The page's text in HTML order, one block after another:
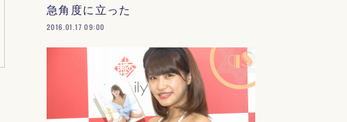
急角度に立った
2016.01.17 09:00